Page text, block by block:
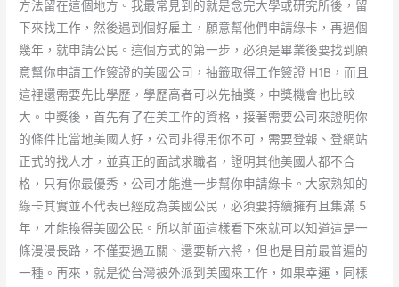
方法留在這個地方。我最常見到的就是念完大學或研究所後，留
下來找工作，然後遇到個好雇主，願意幫他們申請綠卡，再過個
幾年，就申請公民。這個方式的第一步，必須是畢業後要找到願
意幫你申請工作簽證的美國公司，抽籤取得工作簽證 H1B，而且
這裡還需要先比學歷，學歷高者可以先抽獎，中獎機會也比較
大。中獎後，首先有了在美工作的資格，接著需要公司來證明你
的條件比當地美國人好，公司非得用你不可，需要登報、登網站
正式的找人才，並真正的面試求職者，證明其他美國人都不合
格，只有你最優秀，公司才能進一步幫你申請綠卡。大家熟知的
綠卡其實並不代表已經成為美國公民，必須要持續擁有且集滿 5
年，才能換得美國公民。所以前面這樣看下來就可以知道這是一
條漫漫長路，不僅要過五關、還要斬六將，但也是目前最普遍的
一種。再來，就是從台灣被外派到美國來工作，如果幸運，同樣